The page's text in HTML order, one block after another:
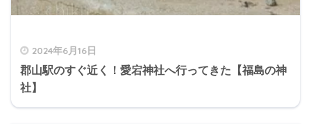
2024年6月16日
郡山駅のすぐ近く！愛宕神社へ行ってきた【福島の神
社】